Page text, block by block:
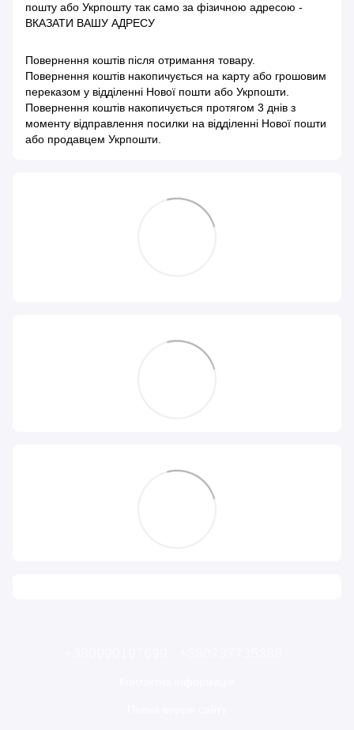
пошту або Укрпошту так само за фізичною адресою -
ВКАЗАТИ ВАШУ АДРЕСУ
Повернення коштів після отримання товару.
Повернення коштів накопичується на карту або грошовим
переказом у відділенні Нової пошти або Укрпошти.
Повернення коштів накопичується протягом 3 днів з
моменту відправлення посилки на відділенні Нової пошти
або продавцем Укрпошти.